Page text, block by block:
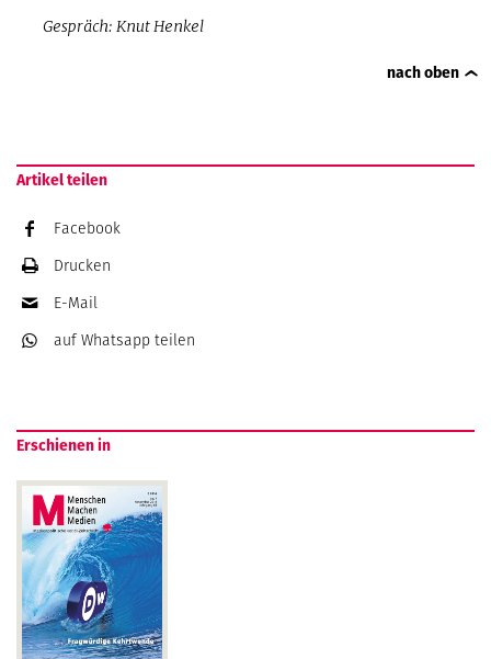
Gespräch: Knut Henkel
nach oben
Artikel teilen
Facebook
Drucken
E-Mail
auf Whatsapp teilen
Erschienen in